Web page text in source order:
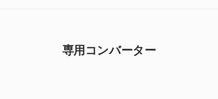
専用コンバーター